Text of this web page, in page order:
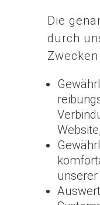
Die
durch
Website,
unserer